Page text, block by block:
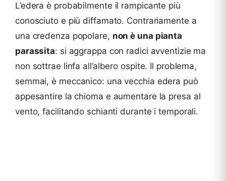
L’edera è probabilmente il rampicante più
conosciuto e più diffamato. Contrariamente a
una credenza popolare, non è una pianta
parassita: si aggrappa con radici avventizie ma
non sottrae linfa all’albero ospite. Il problema,
semmai, è meccanico: una vecchia edera può
appesantire la chioma e aumentare la presa al
vento, facilitando schianti durante i temporali.